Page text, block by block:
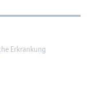
Er­kran­kung